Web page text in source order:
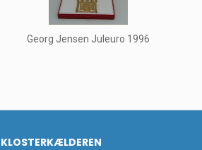
Georg Jensen Juleuro 1996
KLOSTERKÆLDEREN